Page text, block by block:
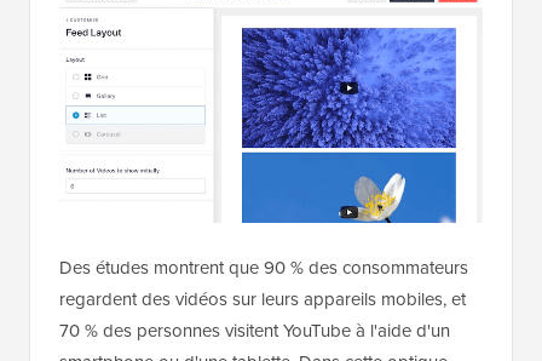
Des études montrent que 90 % des consommateurs
regardent des vidéos sur leurs appareils mobiles, et
70 % des personnes visitent YouTube à l'aide d'un